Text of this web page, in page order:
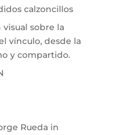
calzoncillos
sobre la
vínculo, desde la
y compartido.
Rueda in